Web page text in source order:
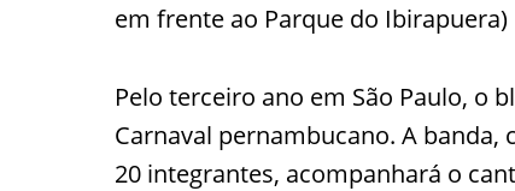
em frente ao Parque do Ibirapuera)
Pelo terceiro ano em São Paulo, o
Carnaval pernambucano. A
20 integrantes, acompanhará o